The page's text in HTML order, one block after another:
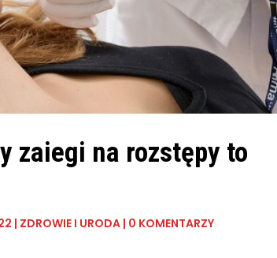
zaiegi na rozstępy to
| ZDROWIE I URODA | 0 KOMENTARZY